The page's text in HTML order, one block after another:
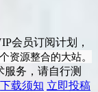
会员订阅计划，
资源整合的大站。
服务，请自行测
下载须知 立即投稿